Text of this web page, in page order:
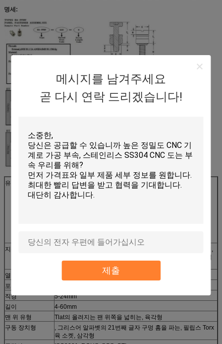
메시지를 남겨주세요
곧 다시 연락 드리겠습니다!
제출
명세:
유효한 물자
1. 강철: C45 (K1045), C46 (K1046), C20
2. 스테인리스: SUS303, SUS304, SUS316, SUS410,
SUS420
6. 알루미늄: Al6061, Al6063 등
지상 처리
평야, Dacro, 뜨거운 깊은 곳에서 직류 전기를 통해 당신의 필
열처리
, Spheroidizing 강하게 하기 부드럽게 하기의 긴장 구호.
포용력
직경
5-24mm
길이
4-60mm
맨 위 유형
Tlat의 올려지는 팬 위쪽을 넓히는, 육각형
구동 장치형
, 그리스어 알파벳의 21번째 글자 구멍 홈을 파는, 필립스 Torx
육 소켓, 삼각형